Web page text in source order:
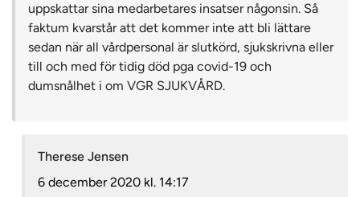
uppskattar sina medarbetares insatser någonsin. Så
faktum kvarstår att det kommer inte att bli lättare
sedan när all vårdpersonal är slutkörd, sjukskrivna eller
till och med för tidig död pga covid-19 och
dumsnålhet i om VGR SJUKVÅRD.
Therese Jensen
6 december 2020 kl. 14:17